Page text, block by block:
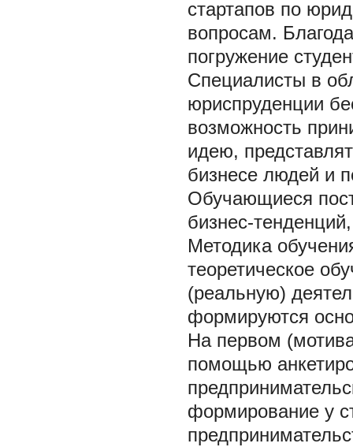
стартапов по
вопросам.
погружение
Специалисты в
юриспруденции
возможность
идею,
бизнесе людей и
Обучающиеся
бизнес-
Методика
теоретическое
(реальную)
формируются
На первом
помощью
формирование у